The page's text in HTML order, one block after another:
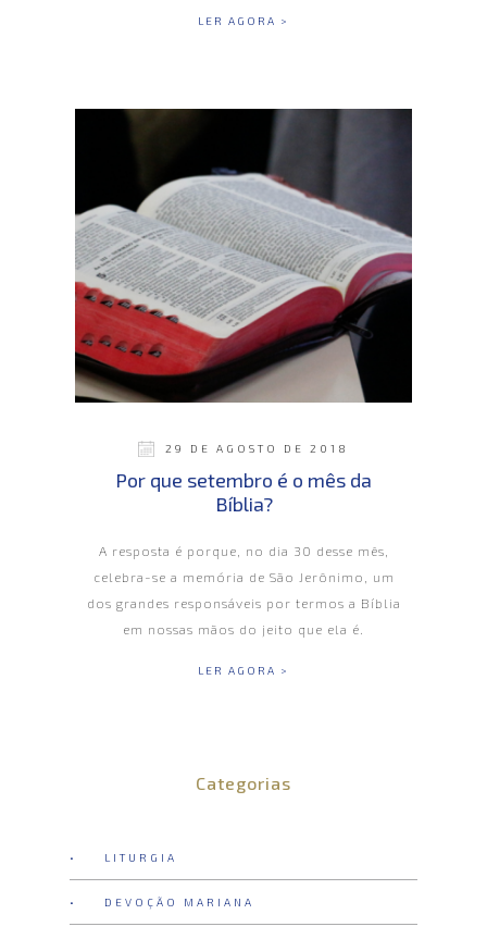
LER AGORA >
29 DE AGOSTO DE 2018
Por que setembro é o mês da
Bíblia?
A resposta é porque, no dia 30 desse mês,
celebra-se a memória de São Jerônimo, um
dos grandes responsáveis por termos a Bíblia
em nossas mãos do jeito que ela é.
LER AGORA >
Categorias
• LITURGIA
• DEVOÇÃO MARIANA